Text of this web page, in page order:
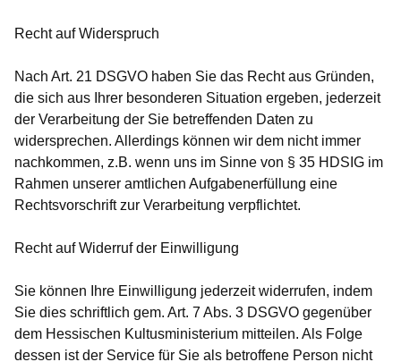
Recht auf Widerspruch
Nach Art. 21 DSGVO haben Sie das Recht aus Gründen,
die sich aus Ihrer besonderen Situation ergeben, jederzeit
der Verarbeitung der Sie betreffenden Daten zu
widersprechen. Allerdings können wir dem nicht immer
nachkommen, z.B. wenn uns im Sinne von § 35 HDSIG im
Rahmen unserer amtlichen Aufgabenerfüllung eine
Rechtsvorschrift zur Verarbeitung verpflichtet.
Recht auf Widerruf der Einwilligung
Sie können Ihre Einwilligung jederzeit widerrufen, indem
Sie dies schriftlich gem. Art. 7 Abs. 3 DSGVO gegenüber
dem Hessischen Kultusministerium mitteilen. Als Folge
dessen ist der Service für Sie als betroffene Person nicht